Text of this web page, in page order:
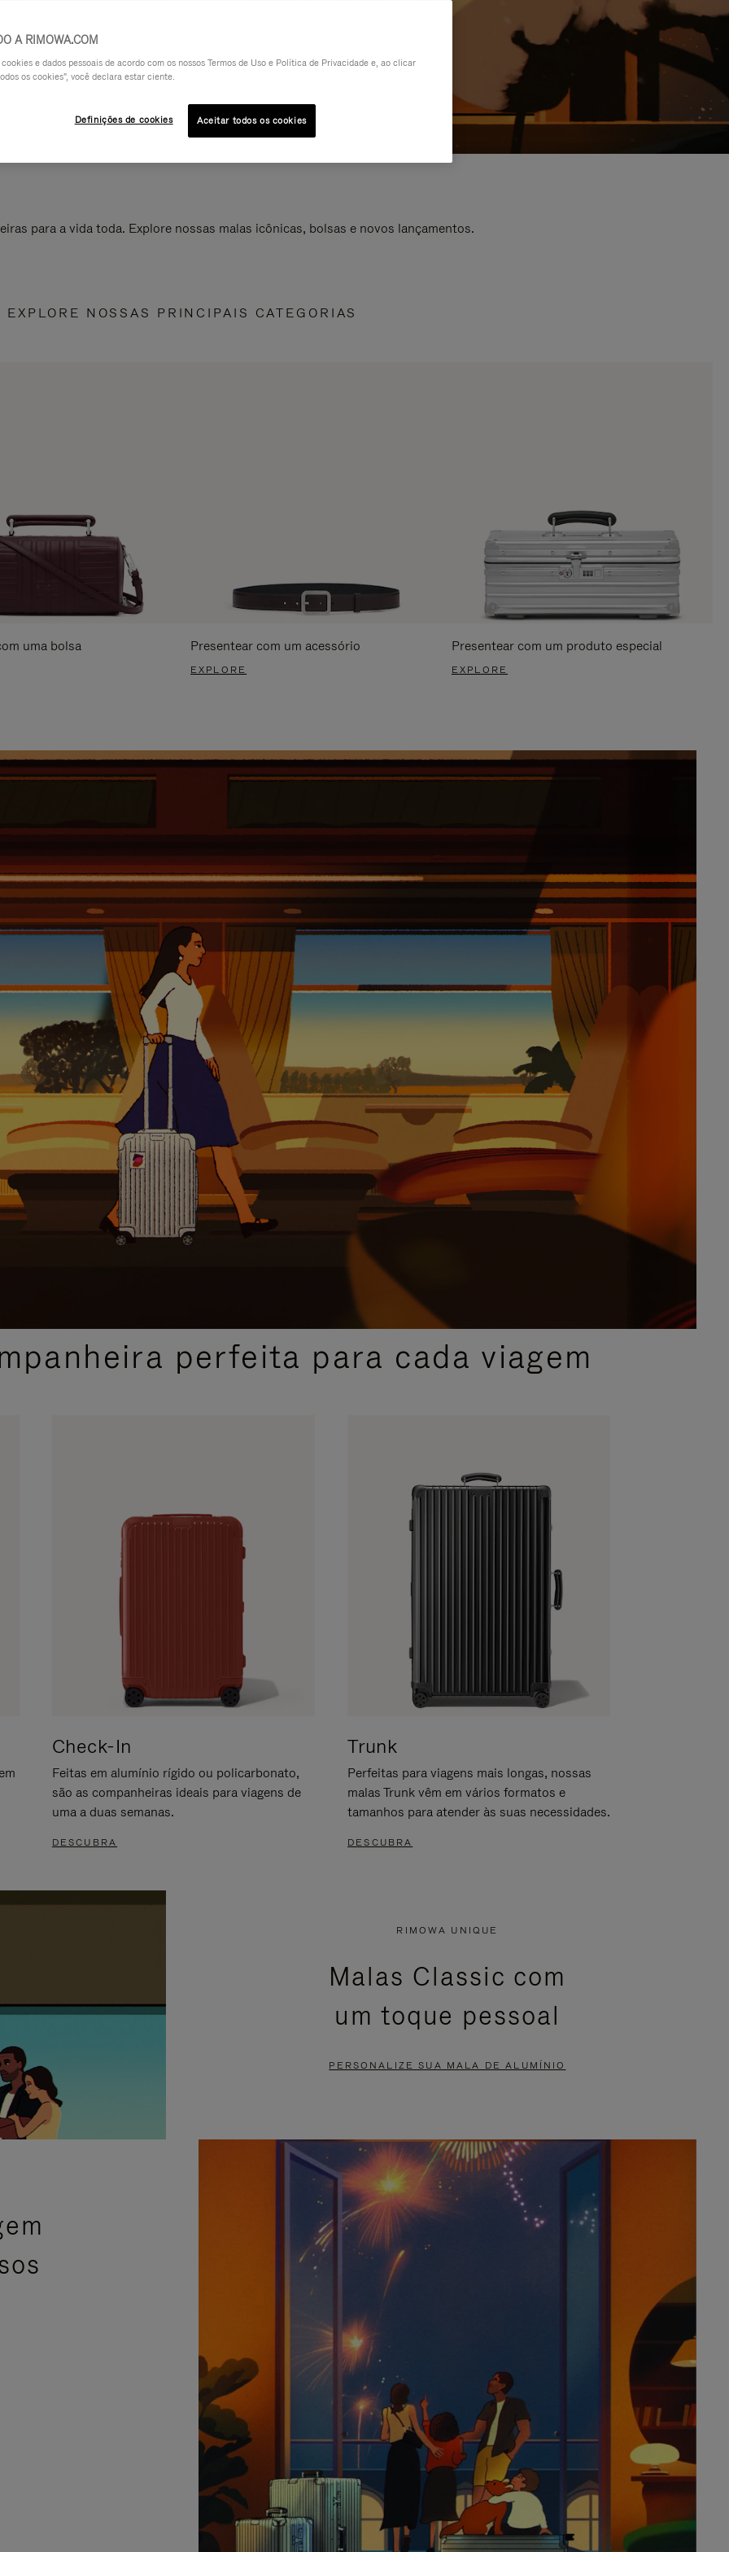
para a vida toda. Explore nossas malas icônicas, bolsas e novos lançamentos.
EXPLORE NOSSAS PRINCIPAIS CATEGORIAS
uma bolsa Presentear com um acessório
EXPLORE
Presentear com um produto especial
EXPLORE
perfeita para cada viagem
Check-In
Feitas em alumínio rígido ou policarbonato,
são as companheiras ideais para viagens de
uma a duas semanas.
DESCUBRA
Trunk
Perfeitas para viagens mais longas, nossas
malas Trunk vêm em vários formatos e
tamanhos para atender às suas necessidades.
DESCUBRA
RIMOWA UNIQUE
Malas Classic com
um toque pessoal
PERSONALIZE SUA MALA DE ALUMÍNIO
A RIMOWA.COM
e dados pessoais de acordo com os nossos Termos de Uso e Política de Privacidade e, ao clicar
os cookies", você declara estar ciente.
Definições de cookies Aceitar todos os cookies